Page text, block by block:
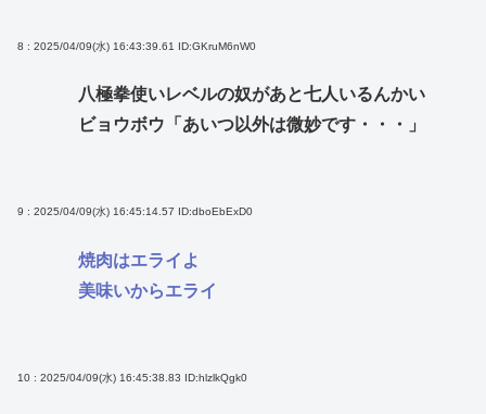
8 : 2025/04/09(水) 16:43:39.61 ID:GKruM6nW0
八極拳使いレベルの奴があと七人いるんかい
ビョウボウ「あいつ以外は微妙です・・・」
9 : 2025/04/09(水) 16:45:14.57 ID:dboEbExD0
焼肉はエライよ
美味いからエライ
10 : 2025/04/09(水) 16:45:38.83 ID:hlzlkQgk0